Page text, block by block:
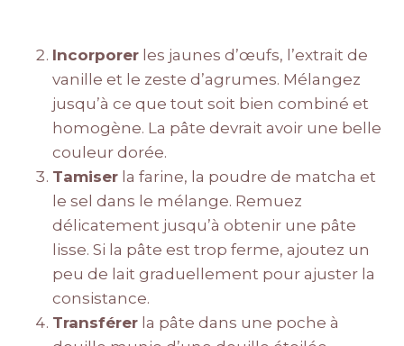
Incorporer les jaunes d’œufs, l’extrait de
vanille et le zeste d’agrumes. Mélangez
jusqu’à ce que tout soit bien combiné et
homogène. La pâte devrait avoir une belle
couleur dorée.
Tamiser la farine, la poudre de matcha et
le sel dans le mélange. Remuez
délicatement jusqu’à obtenir une pâte
lisse. Si la pâte est trop ferme, ajoutez un
peu de lait graduellement pour ajuster la
consistance.
Transférer la pâte dans une poche à